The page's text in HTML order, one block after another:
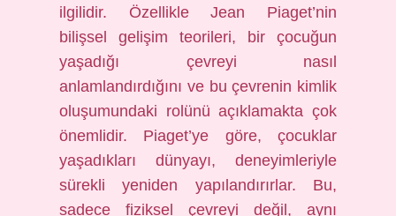
ilgilidir. Özellikle Jean Piaget’nin
bilişsel gelişim teorileri, bir çocuğun
yaşadığı çevreyi nasıl
anlamlandırdığını ve bu çevrenin kimlik
oluşumundaki rolünü açıklamakta çok
önemlidir. Piaget’ye göre, çocuklar
yaşadıkları dünyayı, deneyimleriyle
sürekli yeniden yapılandırırlar. Bu,
sadece fiziksel çevreyi değil, aynı